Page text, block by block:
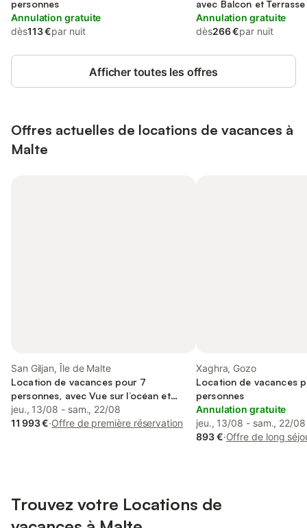
personnes
Annulation gratuite
dès113 €par nuit
avec Balcon et Terrasse
Annulation gratuite
dès266 €par nuit
Afficher toutes les offres
Offres actuelles de locations de vacances à
Malte
San Giljan, Île de Malte
Location de vacances pour 7
personnes, avec Vue sur l’océan et
Balcon
jeu., 13/08 - sam., 22/08
11 993 €·Offre de première réservation
Xaghra, Gozo
Location de vacances
personnes
Annulation gratuite
jeu., 13/08 - sam., 22/08
893 €·Offre de long
Trouvez votre Locations de